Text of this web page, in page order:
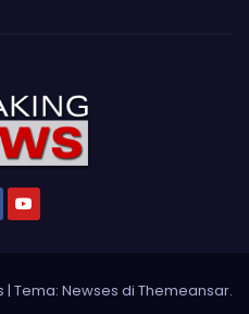
| Tema: Newses di Themeansar.